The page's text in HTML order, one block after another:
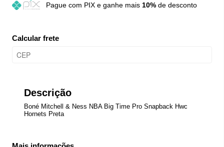
Pague com PIX e ganhe mais 10%de desconto
Calcular frete
Descrição
Boné Mitchell & Ness NBA Big Time Pro Snapback Hwc
Hornets Preta